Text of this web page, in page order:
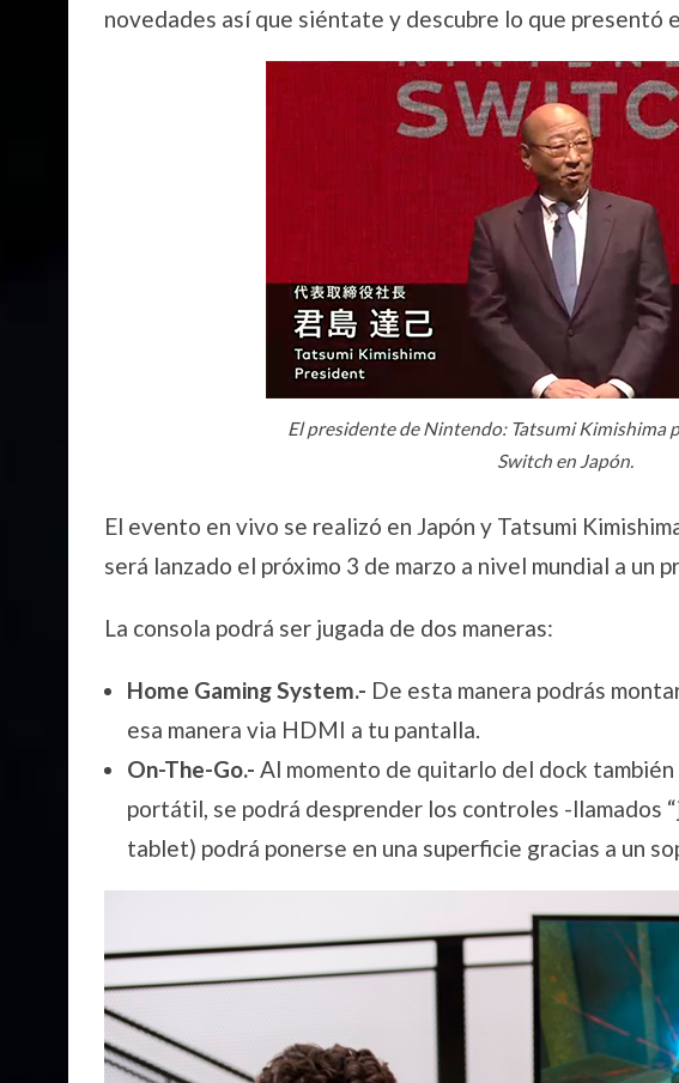
novedades así que siéntate y descubre lo que presentó
El presidente de Nintendo: Tatsumi Kimishima
Switch en Japón.
El evento en vivo se realizó en Japón y Tatsumi
será lanzado el próximo 3 de marzo a nivel mundial a un
La consola podrá ser jugada de dos maneras:
Home Gaming System.- De esta manera podrás
esa manera via HDMI a tu pantalla.
On-The-Go.- Al momento de quitarlo del dock
portátil, se podrá desprender los controles -llamados
tablet) podrá ponerse en una superficie gracias a un